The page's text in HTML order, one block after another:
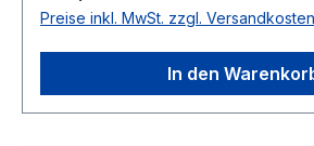
Preise inkl. MwSt. zzgl. Versandkosten
In den